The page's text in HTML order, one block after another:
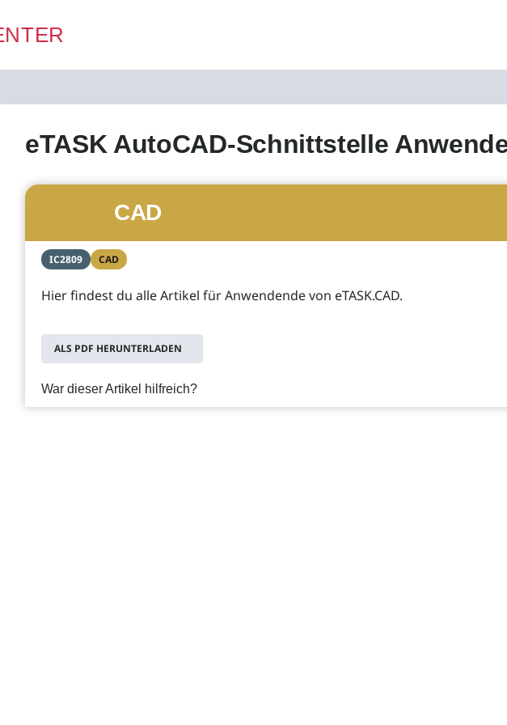
eTASK AutoCAD-Schnittstelle
CAD
IC2809 CAD
Hier findest du alle Artikel für Anwendende von eTASK.CAD.
ALS PDF HERUNTERLADEN
War dieser Artikel hilfreich?